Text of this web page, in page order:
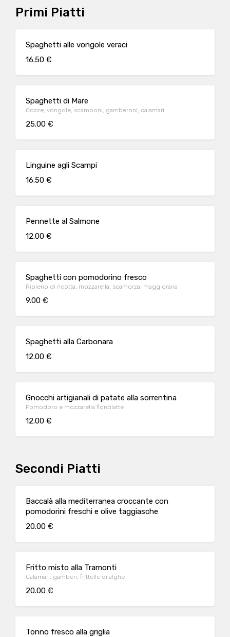
Primi Piatti
Spaghetti alle vongole veraci
16.50 €
Spaghetti di Mare
Cozze, vongole, scamponi, gamberoni, calamari
25.00 €
Linguine agli Scampi
16.50 €
Pennette al Salmone
12.00 €
Spaghetti con pomodorino fresco
Ripieno di ricotta, mozzarella, scamorza, maggiorana
9.00 €
Spaghetti alla Carbonara
12.00 €
Gnocchi artigianali di patate alla sorrentina
Pomodoro e mozzarella fiordilatte
12.00 €
Secondi Piatti
Baccalà alla mediterranea croccante con
pomodorini freschi e olive taggiasche
20.00 €
Fritto misto alla Tramonti
Calamari, gamberi, frittelle di alghe
20.00 €
Tonno fresco alla griglia